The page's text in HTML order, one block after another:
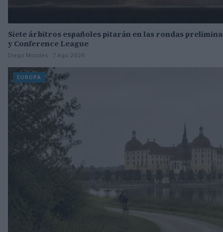
Siete árbitros españoles pitarán en las rondas
y Conference League
Diego Morales · 7 Ago 2026
EUROPA